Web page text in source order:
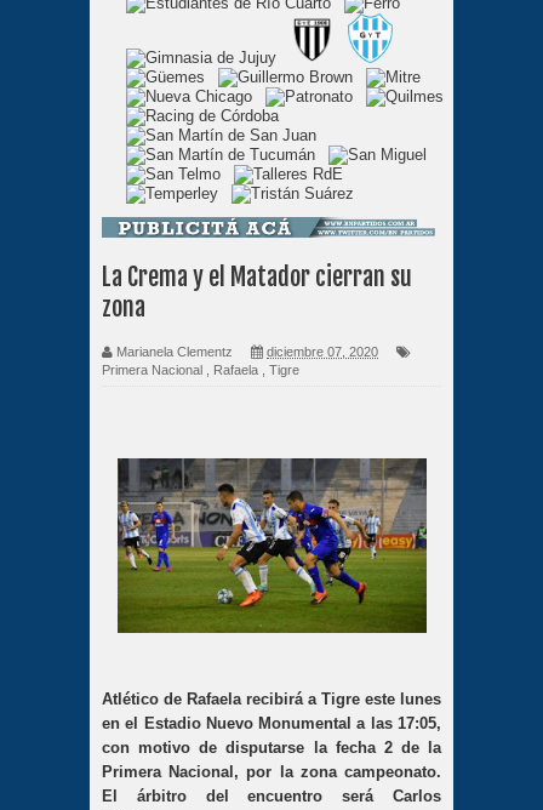
La Crema y el Matador cierran su
zona
Marianela Clementz
diciembre 07, 2020
Primera Nacional , Rafaela , Tigre
Atlético de Rafaela recibirá a Tigre este lunes
en el Estadio Nuevo Monumental a las 17:05,
con motivo de disputarse la fecha 2 de la
Primera Nacional, por la zona campeonato.
El árbitro del encuentro será Carlos